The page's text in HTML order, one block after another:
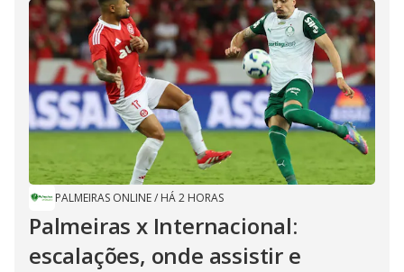
PALMEIRAS ONLINE/ HÁ 2 HORAS
Palmeiras x Internacional:
escalações, onde assistir e